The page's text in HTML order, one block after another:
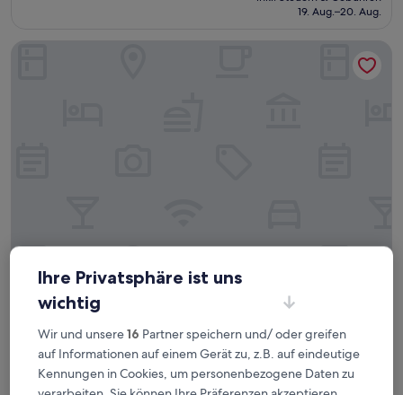
beträgt
19. Aug.–20. Aug.
InterContinental Jeddah by IHG
InterContinental Jeddah by IHG
5.0-
Unterkunft
von
Sehr
8,2/10 Sehr gut (317 Bewertungen)
Der
Preis
141 €
inkl. Steuern & Gebühren
InterContinental Jeddah by IHG
Ihre Privatsphäre ist uns
wichtig
Wir und unsere16 Partner speichern und/ oder greifen
auf Informationen auf einem Gerät zu, z.B. auf eindeutige
Kennungen in Cookies, um personenbezogene Daten zu